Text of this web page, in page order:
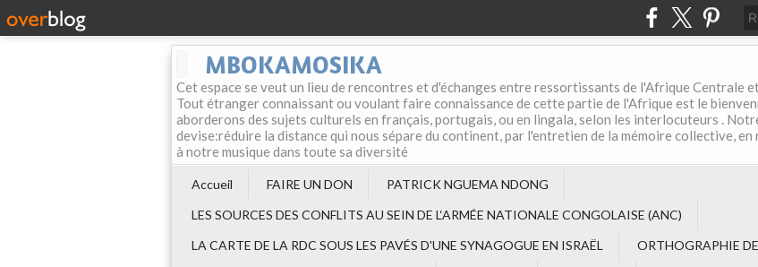
MBOKAMOSIKA
Cet espace se veut un lieu de rencontres et d'échanges entre ressortissants de l'Afrique Centrale
Tout étranger connaissant ou voulant faire connaissance de cette partie de l'Afrique est le
aborderons des sujets culturels en français, portugais, ou en lingala, selon les interlocuteurs .
devise:réduire la distance qui nous sépare du continent, par l'entretien de la mémoire collective,
à notre musique dans toute sa diversité
Accueil FAIRE UN DON
PATRICK NGUEMA NDONG
LES SOURCES DES CONFLITS AU SEIN DE L‘ARMÉE NATIONALE CONGOLAISE (ANC)
LA CARTE DE LA RDC SOUS LES PAVÉS D'UNE SYNAGOGUE EN ISRAËL
ORTHOGRAPHIE